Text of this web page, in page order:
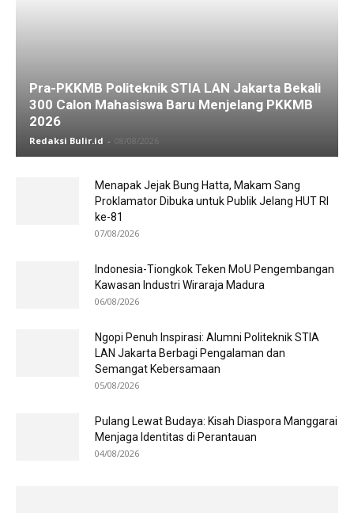
Pra-PKKMB Politeknik STIA LAN Jakarta Bekali
300 Calon Mahasiswa Baru Menjelang PKKMB
2026
Redaksi Bulir.id - 08/08/2026
Menapak Jejak Bung Hatta, Makam Sang
Proklamator Dibuka untuk Publik Jelang HUT RI
ke-81
07/08/2026
Indonesia-Tiongkok Teken MoU Pengembangan
Kawasan Industri Wiraraja Madura
06/08/2026
Ngopi Penuh Inspirasi: Alumni Politeknik STIA
LAN Jakarta Berbagi Pengalaman dan
Semangat Kebersamaan
05/08/2026
Pulang Lewat Budaya: Kisah Diaspora Manggarai
Menjaga Identitas di Perantauan
04/08/2026